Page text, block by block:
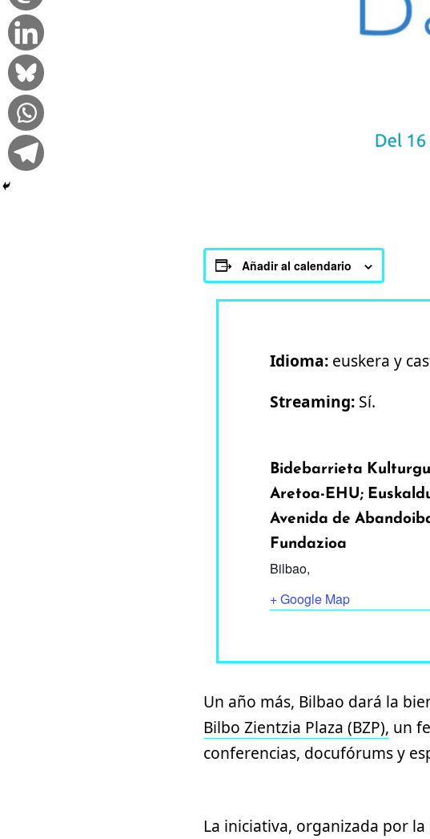
Añadir al calendario
Idioma: euskera y
Streaming: Sí.
Bidebarrieta
Aretoa-EHU;
Avenida de
Fundazioa
Bilbao,
+ Google Map
Un año más, Bilbao dará la
Bilbo Zientzia Plaza (BZP), un
conferencias, docufórums y
La iniciativa, organizada por